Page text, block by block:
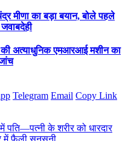
मीणा का बड़ा बयान, बोले पहले
अत्याधुनिक एमआरआई मशीन का
Telegram Email Copy Link
में पति—पत्नी के शरीर को धारदार